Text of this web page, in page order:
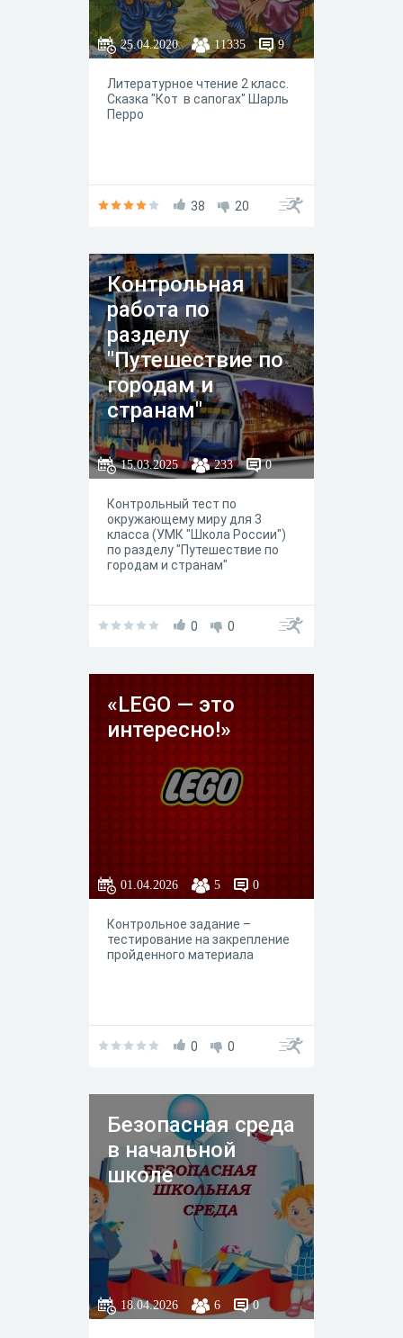
25.04.2020 11335 9
Литературное чтение 2 класс.
Сказка "Кот в сапогах" Шарль
Перро
38 20
Контрольная
работа по
разделу
"Путешествие по
городам и
странам"
15.03.2025 233 0
Контрольный тест по
окружающему миру для 3
класса (УМК "Школа России")
по разделу "Путешествие по
городам и странам"
0 0
«LEGO — это
интересно!»
01.04.2026 5 0
Контрольное задание –
тестирование на закрепление
пройденного материала
0 0
Безопасная среда
в начальной
школе
18.04.2026 6 0